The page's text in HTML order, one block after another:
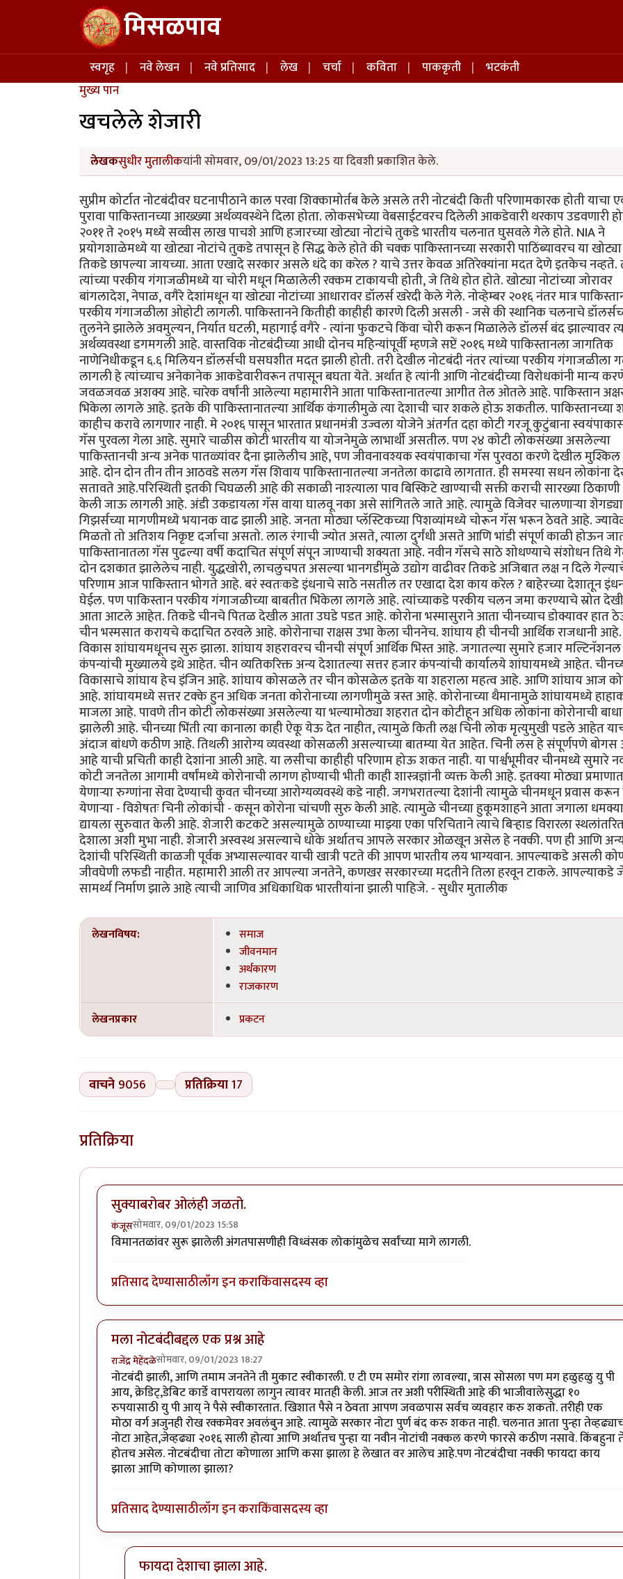
Skip to main content मिसळपाव
Main navigation
स्वगृह नवे लेखन नवे प्रतिसाद लेख चर्चा कविता पाककृती
भटकंती
मुख्य पान
खचलेले शेजारी
लेखकसुधीर मुतालीकयांनी सोमवार, 09/01/2023 13:25 या दिवशी प्रकाशित केले.
सुप्रीम कोर्टात नोटबंदीवर घटनापीठाने काल परवा शिक्कामोर्तब केले असले तरी नोटबंदी किती परिणामकारक होती याचा
पुरावा पाकिस्तानच्या आख्ख्या अर्थव्यवस्थेने दिला होता. लोकसभेच्या वेबसाईटवरच दिलेली आकडेवारी थरकाप उडवणारी
२०११ ते २०१५ मध्ये सव्वीस लाख पाचशे आणि हजारच्या खोट्या नोटांचे तुकडे भारतीय चलनात घुसवले गेले होते. NIA ने
प्रयोगशाळेमध्ये या खोट्या नोटांचे तुकडे तपासून हे सिद्ध केले होते की चक्क पाकिस्तानच्या सरकारी पाठिंब्यावरच या खोट्या
तिकडे छापल्या जायच्या. आता एखादे सरकार असले धंदे का करेल ? याचे उत्तर केवळ अतिरेक्यांना मदत देणे इतकेच नव्हते.
त्यांच्या परकीय गंगाजळीमध्ये या चोरी मधून मिळालेली रक्कम टाकायची होती, जे तिथे होत होते. खोट्या नोटांच्या जोरावर
बांगलादेश, नेपाळ, वगैरे देशांमधून या खोट्या नोटांच्या आधारावर डॉलर्स खरेदी केले गेले. नोव्हेम्बर २०१६ नंतर मात्र
परकीय गंगाजळीला ओहोटी लागली. पाकिस्तानने कितीही काहीही कारणे दिली असली - जसे की स्थानिक चलनाचे
तुलनेने झालेले अवमुल्यन, निर्यात घटली, महागाई वगैरे - त्यांना फुकटचे किंवा चोरी करून मिळालेले डॉलर्स बंद झाल्यावर
अर्थव्यवस्था डगमगली आहे. वास्तविक नोटबंदीच्या आधी दोनच महिन्यांपूर्वी म्हणजे सप्टें २०१६ मध्ये पाकिस्तानला जागतिक
नाणेनिधीकडून ६.६ मिलियन डॉलर्सची घसघशीत मदत झाली होती. तरी देखील नोटबंदी नंतर त्यांच्या परकीय गंगाजळीला
लागली हे त्यांच्याच अनेकानेक आकडेवारीवरून तपासून बघता येते. अर्थात हे त्यांनी आणि नोटबंदीच्या विरोधकांनी मान्य
जवळजवळ अशक्य आहे. चारेक वर्षांनी आलेल्या महामारीने आता पाकिस्तानातल्या आगीत तेल ओतले आहे. पाकिस्तान
भिकेला लागले आहे. इतके की पाकिस्तानातल्या आर्थिक कंगालीमुळे त्या देशाची चार शकले होऊ शकतील. पाकिस्तानच्या
काहीच करावे लागणार नाही. मे २०१६ पासून भारतात प्रधानमंत्री उज्वला योजेने अंतर्गत दहा कोटी गरजू कुटुंबाना
गॅस पुरवला गेला आहे. सुमारे चाळीस कोटी भारतीय या योजनेमुळे लाभार्थी असतील. पण २४ कोटी लोकसंख्या असलेल्या
पाकिस्तानची अन्य अनेक पातळ्यांवर दैना झालेलीच आहे, पण जीवनावश्यक स्वयंपाकाचा गॅस पुरवठा करणे देखील
आहे. दोन दोन तीन तीन आठवडे सलग गॅस शिवाय पाकिस्तानातल्या जनतेला काढावे लागतात. ही समस्या सधन लोकांना
सतावते आहे.परिस्थिती इतकी चिघळली आहे की सकाळी नाश्त्याला पाव बिस्किटे खाण्याची सक्ती कराची सारख्या
केली जाऊ लागली आहे. अंडी उकडायला गॅस वाया घालवू नका असे सांगितले जाते आहे. त्यामुळे विजेवर चालणाऱ्या
गिझर्सच्या मागणीमध्ये भयानक वाढ झाली आहे. जनता मोठ्या प्लॅस्टिकच्या पिशव्यांमध्ये चोरून गॅस भरून ठेवते आहे.
मिळतो तो अतिशय निकृष्ट दर्जाचा असतो. लाल रंगाची ज्योत असते, त्याला दुर्गंधी असते आणि भांडी संपूर्ण काळी होऊन
पाकिस्तानातला गॅस पुढल्या वर्षी कदाचित संपूर्ण संपून जाण्याची शक्यता आहे. नवीन गॅसचे साठे शोधण्याचे संशोधन तिथे
दोन दशकात झालेलेच नाही. युद्धखोरी, लाचलुचपत असल्या भानगडींमुळे उद्योग वाढीवर तिकडे अजिबात लक्ष न दिले
परिणाम आज पाकिस्तान भोगते आहे. बरं स्वतःकडे इंधनाचे साठे नसतील तर एखादा देश काय करेल ? बाहेरच्या देशातून
घेईल. पण पाकिस्तान परकीय गंगाजळीच्या बाबतीत भिकेला लागले आहे. त्यांच्याकडे परकीय चलन जमा करण्याचे स्रोत
आता आटले आहेत. तिकडे चीनचे पितळ देखील आता उघडे पडत आहे. कोरोना भस्मासुराने आता चीनच्याच डोक्यावर हात
चीन भस्मसात करायचे कदाचित ठरवले आहे. कोरोनाचा राक्षस उभा केला चीननेच. शांघाय ही चीनची आर्थिक राजधानी
विकास शांघायमधूनच सुरु झाला. शांघाय शहरावरच चीनची संपूर्ण आर्थिक भिस्त आहे. जगातल्या सुमारे हजार मल्टिनॅशनल
कंपन्यांची मुख्यालये इथे आहेत. चीन व्यतिकरिक्त अन्य देशातल्या सत्तर हजार कंपन्यांची कार्यालये शांघायमध्ये आहेत.
विकासाचे शांघाय हेच इंजिन आहे. शांघाय कोसळले तर चीन कोसळेल इतके या शहराला महत्व आहे. आणि शांघाय आज
आहे. शांघायमध्ये सत्तर टक्के हुन अधिक जनता कोरोनाच्या लागणीमुळे त्रस्त आहे. कोरोनाच्या थैमानामुळे शांघायमध्ये
माजला आहे. पावणे तीन कोटी लोकसंख्या असलेल्या या भल्यामोठ्या शहरात दोन कोटीहून अधिक लोकांना कोरोनाची बाधा
झालेली आहे. चीनच्या भिंती त्या कानाला काही ऐकू येऊ देत नाहीत, त्यामुळे किती लक्ष चिनी लोक मृत्युमुखी पडले आहेत
अंदाज बांधणे कठीण आहे. तिथली आरोग्य व्यवस्था कोसळली असल्याच्या बातम्या येत आहेत. चिनी लस हे संपूर्णपणे
आहे याची प्रचिती काही देशांना आली आहे. या लसीचा काहीही परिणाम होऊ शकत नाही. या पार्श्वभूमीवर चीनमध्ये सुमारे
कोटी जनतेला आगामी वर्षांमध्ये कोरोनाची लागण होण्याची भीती काही शास्त्रज्ञांनी व्यक्त केली आहे. इतक्या मोठ्या प्रमाणात
येणाऱ्या रुग्णांना सेवा देण्याची कुवत चीनच्या आरोग्यव्यवस्थे कडे नाही. जगभरातल्या देशांनी त्यामुळे चीनमधून प्रवास
येणाऱ्या - विशेषतः चिनी लोकांची - कसून कोरोना चांचणी सुरु केली आहे. त्यामुळे चीनच्या हुकूमशाहने आता जगाला धमक्या
द्यायला सुरुवात केली आहे. शेजारी कटकटे असल्यामुळे ठाण्याच्या माझ्या एका परिचिताने त्याचे बिऱ्हाड विरारला
देशाला अशी मुभा नाही. शेजारी अस्वस्थ असल्याचे धोके अर्थातच आपले सरकार ओळखून असेल हे नक्की. पण ही आणि
देशांची परिस्थिती काळजी पूर्वक अभ्यासल्यावर याची खात्री पटते की आपण भारतीय लय भाग्यवान. आपल्याकडे असली
जीवघेणी लफडी नाहीत. महामारी आली तर आपल्या जनतेने, कणखर सरकारच्या मदतीने तिला हरवून टाकले. आपल्याकडे
सामर्थ्य निर्माण झाले आहे त्याची जाणिव अधिकाधिक भारतीयांना झाली पाहिजे. - सुधीर मुतालीक
लेखनविषय:
समाज
जीवनमान
अर्थकारण
राजकारण
लेखनप्रकार
प्रकटन
वाचने 9056 प्रतिक्रिया17
प्रतिक्रिया
सुक्याबरोबर ओलंही जळतो.
कंजूससोमवार, 09/01/2023 15:58
विमानतळांवर सुरू झालेली अंगतपासणीही विध्वंसक लोकांमुळेच सर्वांच्या मागे लागली.
प्रतिसाद देण्यासाठीलॉग इन कराकिंवासदस्य व्हा
मला नोटबंदीबद्दल एक प्रश्न आहे
राजेंद्र मेहेंदळेसोमवार, 09/01/2023 18:27
नोटबंदी झाली, आणि तमाम जनतेने ती मुकाट स्वीकारली. ए टी एम समोर रांगा लावल्या, त्रास सोसला पण मग हळुहळु यु पी
आय, क्रेडिट्,डेबिट कार्डे वापरायला लागुन त्यावर मातही केली. आज तर अशी परीस्थिती आहे की भाजीवालेसुद्धा १०
रुपयासाठी यु पी आय् ने पैसे स्वीकारतात. खिशात पैसे न ठेवता आपण जवळपास सर्वच व्यवहार करु शकतो. तरीही एक
मोठा वर्ग अजुनही रोख रक्कमेवर अवलंबुन आहे. त्यामुळे सरकार नोटा पुर्ण बंद करु शकत नाही. चलनात आता पुन्हा
नोटा आहेत,जेव्हढ्या २०१६ साली होत्या आणि अर्थातच पुन्हा या नवीन नोटांची नक्कल करणे फारसे कठीण नसावे. किंबहुना
होतच असेल. नोटबंदीचा तोटा कोणाला आणि कसा झाला हे लेखात वर आलेच आहे.पण नोटबंदीचा नक्की फायदा काय
झाला आणि कोणाला झाला?
प्रतिसाद देण्यासाठीलॉग इन कराकिंवासदस्य व्हा
फायदा देशाचा झाला आहे.